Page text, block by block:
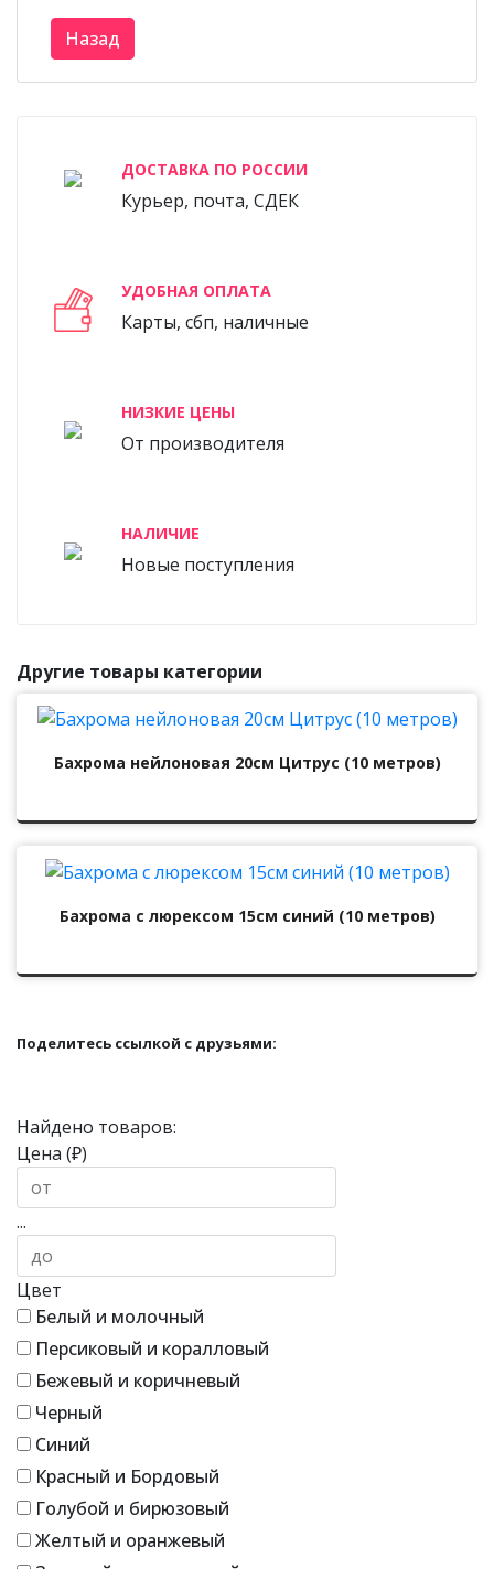
ДОСТАВКА ПО РОССИИ
Курьер, почта, СДЕК
УДОБНАЯ ОПЛАТА
Карты, сбп, наличные
НИЗКИЕ ЦЕНЫ
От производителя
НАЛИЧИЕ
Новые поступления
Другие товары категории
Бахрома нейлоновая 20см Цитрус (10 метров)
Бахрома с люрексом 15см синий (10 метров)
Поделитесь ссылкой с друзьями:
Найдено товаров:
Цена (₽)
...
Цвет
Белый и молочный
Персиковый и коралловый
Бежевый и коричневый
Черный
Синий
Красный и Бордовый
Голубой и бирюзовый
Желтый и оранжевый